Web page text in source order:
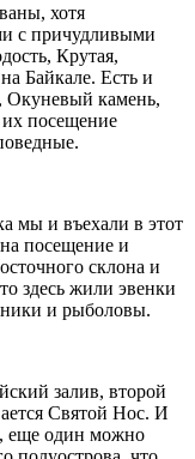
хотя
с причудливыми
Крутая,
Байкале. Есть и
Окуневый камень,
посещение
мы и въехали в этот
посещение и
склона и
здесь жили эвенки
и рыболовы.
залив, второй
Святой Нос. И
еще один можно